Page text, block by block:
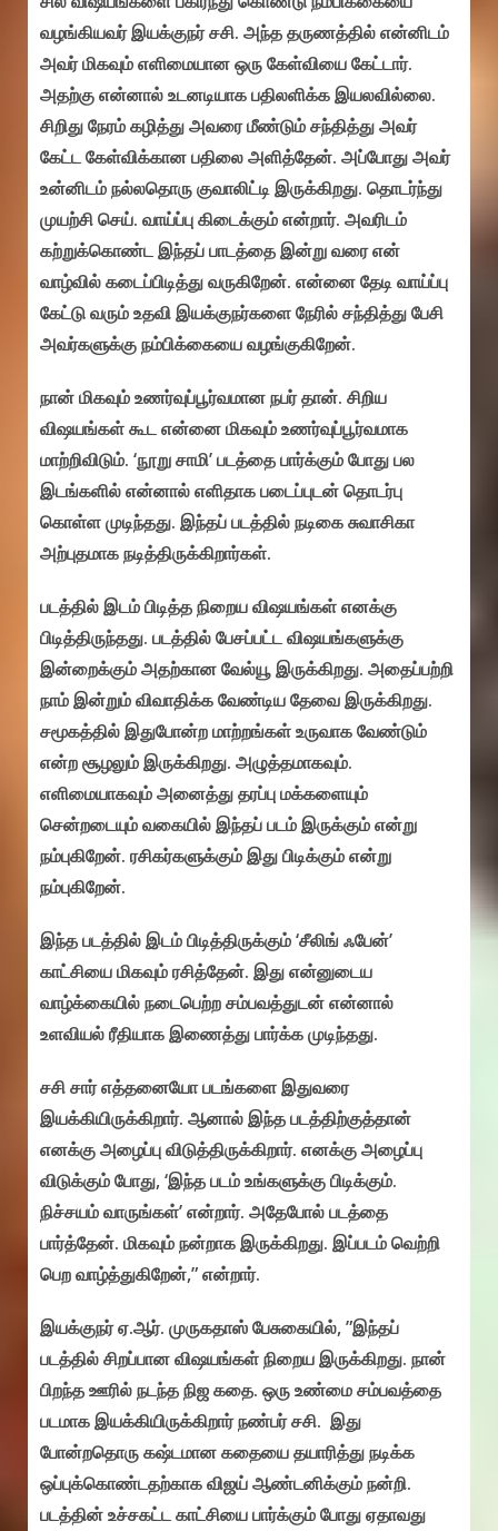
வழங்கியவர் இயக்குநர் சசி. அந்த தருணத்தில் என்னிடம்
அவர் மிகவும் எளிமையான ஒரு கேள்வியை கேட்டார்.
அதற்கு என்னால் உடனடியாக பதிலளிக்க இயலவில்லை.
சிறிது நேரம் கழித்து அவரை மீண்டும் சந்தித்து அவர்
கேட்ட கேள்விக்கான பதிலை அளித்தேன். அப்போது அவர்
உன்னிடம் நல்லதொரு குவாலிட்டி இருக்கிறது. தொடர்ந்து
முயற்சி செய். வாய்ப்பு கிடைக்கும் என்றார். அவரிடம்
கற்றுக்கொண்ட இந்தப் பாடத்தை இன்று வரை என்
வாழ்வில் கடைப்பிடித்து வருகிறேன். என்னை தேடி வாய்ப்பு
கேட்டு வரும் உதவி இயக்குநர்களை நேரில் சந்தித்து பேசி
அவர்களுக்கு நம்பிக்கையை வழங்குகிறேன்.
நான் மிகவும் உணர்வுப்பூர்வமான நபர் தான். சிறிய
விஷயங்கள் கூட என்னை மிகவும் உணர்வுப்பூர்வமாக
மாற்றிவிடும். ‘நூறு சாமி’ படத்தை பார்க்கும் போது பல
இடங்களில் என்னால் எளிதாக படைப்புடன் தொடர்பு
கொள்ள முடிந்தது. இந்தப் படத்தில் நடிகை சுவாசிகா
அற்புதமாக நடித்திருக்கிறார்கள்.
படத்தில் இடம் பிடித்த நிறைய விஷயங்கள் எனக்கு
பிடித்திருந்தது. படத்தில் பேசப்பட்ட விஷயங்களுக்கு
இன்றைக்கும் அதற்கான வேல்யூ இருக்கிறது. அதைப்பற்றி
நாம் இன்றும் விவாதிக்க வேண்டிய தேவை இருக்கிறது.
சமூகத்தில் இதுபோன்ற மாற்றங்கள் உருவாக வேண்டும்
என்ற சூழலும் இருக்கிறது. அழுத்தமாகவும்.
எளிமையாகவும் அனைத்து தரப்பு மக்களையும்
சென்றடையும் வகையில் இந்தப் படம் இருக்கும் என்று
நம்புகிறேன். ரசிகர்களுக்கும் இது பிடிக்கும் என்று
நம்புகிறேன்.
இந்த படத்தில் இடம் பிடித்திருக்கும் ‘சீலிங் ஃபேன்’
காட்சியை மிகவும் ரசித்தேன். இது என்னுடைய
வாழ்க்கையில் நடைபெற்ற சம்பவத்துடன் என்னால்
உளவியல் ரீதியாக இணைத்து பார்க்க முடிந்தது.
சசி சார் எத்தனையோ படங்களை இதுவரை
இயக்கியிருக்கிறார். ஆனால் இந்த படத்திற்குத்தான்
எனக்கு அழைப்பு விடுத்திருக்கிறார். எனக்கு அழைப்பு
விடுக்கும் போது, ‘இந்த படம் உங்களுக்கு பிடிக்கும்.
நிச்சயம் வாருங்கள்’ என்றார். அதேபோல் படத்தை
பார்த்தேன். மிகவும் நன்றாக இருக்கிறது. இப்படம் வெற்றி
பெற வாழ்த்துகிறேன்,” என்றார்.
இயக்குநர் ஏ.ஆர். முருகதாஸ் பேசுகையில், ”இந்தப்
படத்தில் சிறப்பான விஷயங்கள் நிறைய இருக்கிறது. நான்
பிறந்த ஊரில் நடந்த நிஜ கதை. ஒரு உண்மை சம்பவத்தை
படமாக இயக்கியிருக்கிறார் நண்பர் சசி. இது
போன்றதொரு கஷ்டமான கதையை தயாரித்து நடிக்க
ஒப்புக்கொண்டதற்காக விஜய் ஆண்டனிக்கும் நன்றி.
படத்தின் உச்சகட்ட காட்சியை பார்க்கும் போது ஏதாவது